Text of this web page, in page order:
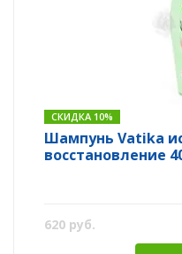
СКИДКА 10%
Шампунь Vatika
восстановление
620 руб.